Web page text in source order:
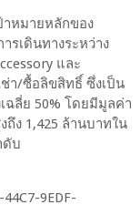
าหมายหลักของ
รเดินทางระหว่าง
และ
ช่า/ซื้อลิขสิทธิ์ ซึ่งเป็น
ฉลี่ย 50% โดยมีมูลค่า
ง 1,425 ล้านบาทใน
ดับ